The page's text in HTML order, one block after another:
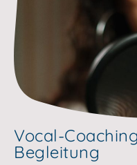
Vocal-
Begleitung